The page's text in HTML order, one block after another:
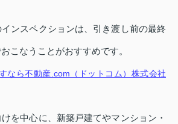
ンスペクションは、引き渡し前の最終
こなうことがおすすめです。
なら不動産.com（ドットコム）株式会社
を中心に、新築戸建てやマンション・